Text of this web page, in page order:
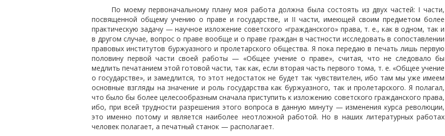
По моему первоначальному плану моя работа должна была состоять из двух частей: I части,
посвященной общему учению о праве и государстве, и II части, имеющей своим предметом более
практическую задачу — научное изложение советского «гражданского» права, т. е., как в одном, так и
в другом случае, вопрос о праве вообще и о праве граждан в частности исследовать в сопоставлении
правовых институтов буржуазного и пролетарского общества. Я пока передаю в печать лишь первую
половину первой части своей работы — «Общее учение о праве», считая, что не следовало бы
медлить печатанием этой готовой части, так как, если вторая часть первого тома, т. е. «Общее учение
о государстве», и замедлится, то этот недостаток не будет так чувствителен, ибо там мы уже имеем
основные взгляды на значение и роль государства как буржуазного, так и пролетарского. Я полагал,
что было бы более целесообразным сначала приступить к изложению советского гражданского права,
ибо, при всей трудности разрешения этого вопроса в данную минуту — изменения курса революции,
это именно потому и является наиболее неотложной работой. Но в наших литературных работах
человек полагает, а печатный станок — располагает.